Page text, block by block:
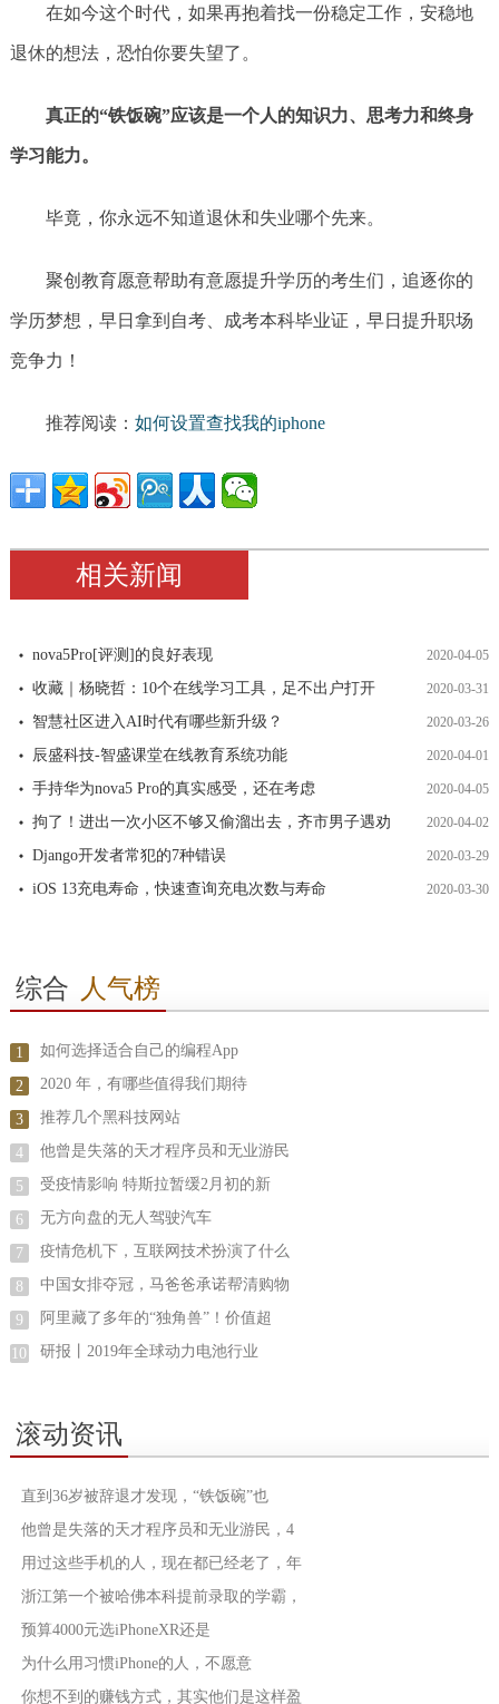
在如今这个时代，如果再抱着找一份稳定工作，安稳地
退休的想法，恐怕你要失望了。
真正的“铁饭碗”应该是一个人的知识力、思考力和终身
学习能力。
毕竟，你永远不知道退休和失业哪个先来。
聚创教育愿意帮助有意愿提升学历的考生们，追逐你的
学历梦想，早日拿到自考、成考本科毕业证，早日提升职场
竞争力！
推荐阅读： 如何设置查找我的iphone
相关新闻
nova5Pro[评测]的良好表现 2020-04-05
收藏｜杨晓哲：10个在线学习工具，足不出户打开 2020-03-31
智慧社区进入AI时代有哪些新升级？ 2020-03-26
辰盛科技-智盛课堂在线教育系统功能 2020-04-01
手持华为nova5 Pro的真实感受，还在考虑 2020-04-05
拘了！进出一次小区不够又偷溜出去，齐市男子遇劝 2020-04-02
Django开发者常犯的7种错误 2020-03-29
iOS 13充电寿命，快速查询充电次数与寿命 2020-03-30
综合 人气榜
1 如何选择适合自己的编程App
2 2020 年，有哪些值得我们期待
3 推荐几个黑科技网站
4 他曾是失落的天才程序员和无业游民
5 受疫情影响 特斯拉暂缓2月初的新
6 无方向盘的无人驾驶汽车
7 疫情危机下，互联网技术扮演了什么
8 中国女排夺冠，马爸爸承诺帮清购物
9 阿里藏了多年的“独角兽”！价值超
10 研报丨2019年全球动力电池行业
滚动资讯
直到36岁被辞退才发现，“铁饭碗”也
他曾是失落的天才程序员和无业游民，4
用过这些手机的人，现在都已经老了，年
浙江第一个被哈佛本科提前录取的学霸，
预算4000元选iPhoneXR还是
为什么用习惯iPhone的人，不愿意
你想不到的赚钱方式，其实他们是这样盈